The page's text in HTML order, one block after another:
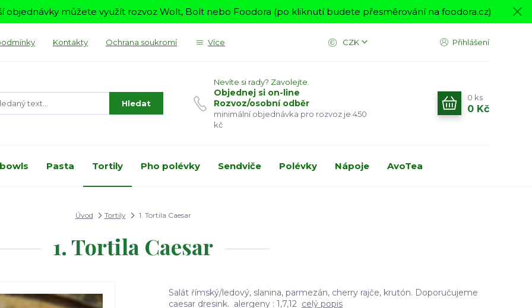
objednávky můžete využít rozvoz Wolt, Bolt nebo Foodora (po kliknutí budete přesměrování na foodora.cz)
Kontakty Ochrana soukromí Více CZK Přihlášení
Hledat
Nevíte si rady? Zavolejte.
Objednej si on-line
Rozvoz/osobní odběr
minimální objednávka pro rozvoz je 450
kč
0 ks
0 Kč
Pasta Tortily Pho polévky Sendviče Polévky Nápoje AvoTea
Úvod Tortily 1. Tortila Caesar
1. Tortila Caesar
Salát římský/ledový, slanina, parmezán, cherry rajče, krutón. Doporučujeme
caesar dresink. alergeny : 1,7,12 celý popis